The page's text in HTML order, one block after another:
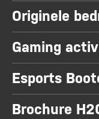
Originele
Gaming
Esports
Brochure